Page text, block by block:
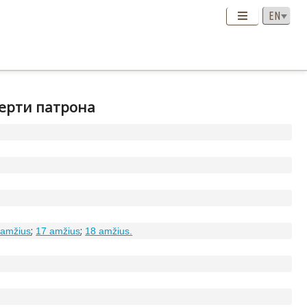
патрона
; 17 amžius; 18 amžius.